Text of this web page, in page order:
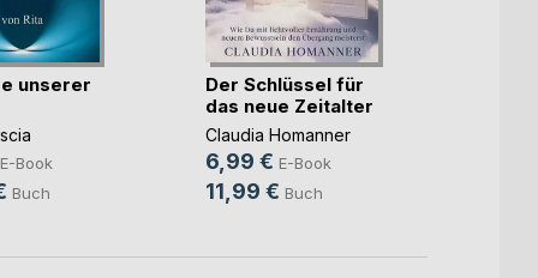
unserer
E-Book
Buch
Der Schlüssel für
das neue Zeitalter
Claudia Homanner
6,99 € E-Book
11,99 € Buch